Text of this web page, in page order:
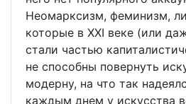
Неомарксизм, феминизм,
которые в XXI веке (или
стали частью
не способны повернуть
модерну, на что так
каждым днем у искусства